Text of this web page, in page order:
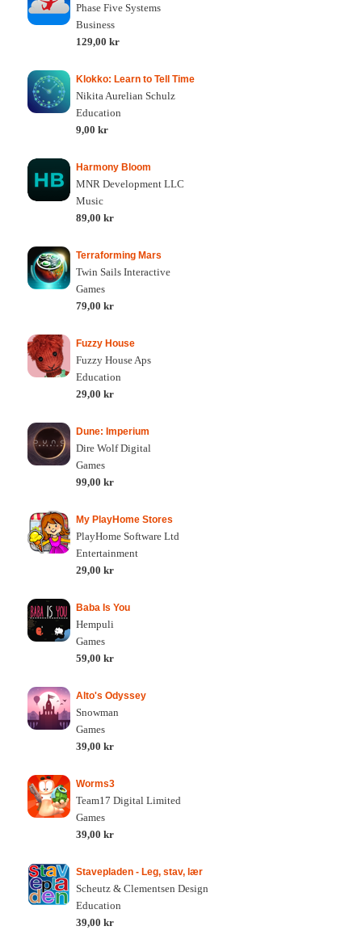
Phase Five Systems
Business
129,00 kr
Klokko: Learn to Tell Time
Nikita Aurelian Schulz
Education
9,00 kr
Harmony Bloom
MNR Development LLC
Music
89,00 kr
Terraforming Mars
Twin Sails Interactive
Games
79,00 kr
Fuzzy House
Fuzzy House Aps
Education
29,00 kr
Dune: Imperium
Dire Wolf Digital
Games
99,00 kr
My PlayHome Stores
PlayHome Software Ltd
Entertainment
29,00 kr
Baba Is You
Hempuli
Games
59,00 kr
Alto's Odyssey
Snowman
Games
39,00 kr
Worms3
Team17 Digital Limited
Games
39,00 kr
Stavepladen - Leg, stav, lær
Scheutz & Clementsen Design
Education
39,00 kr